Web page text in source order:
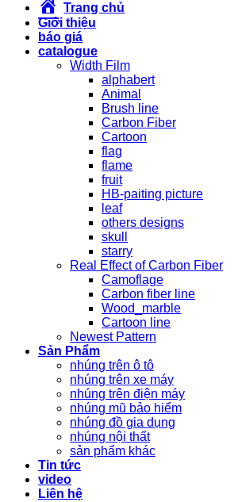
Trang chủ
Giới thiệu
báo giá
catalogue
Width Film
alphabert
Animal
Brush line
Carbon Fiber
Cartoon
flag
flame
fruit
HB-paiting picture
leaf
others designs
skull
starry
Real Effect of Carbon Fiber
Camoflage
Carbon fiber line
Wood_marble
Cartoon line
Newest Pattern
Sản Phẩm
nhúng trên ô tô
nhúng trên xe máy
nhúng trên điện máy
nhúng mũ bảo hiểm
nhúng đồ gia dụng
nhúng nội thất
sản phẩm khác
Tin tức
video
Liên hệ